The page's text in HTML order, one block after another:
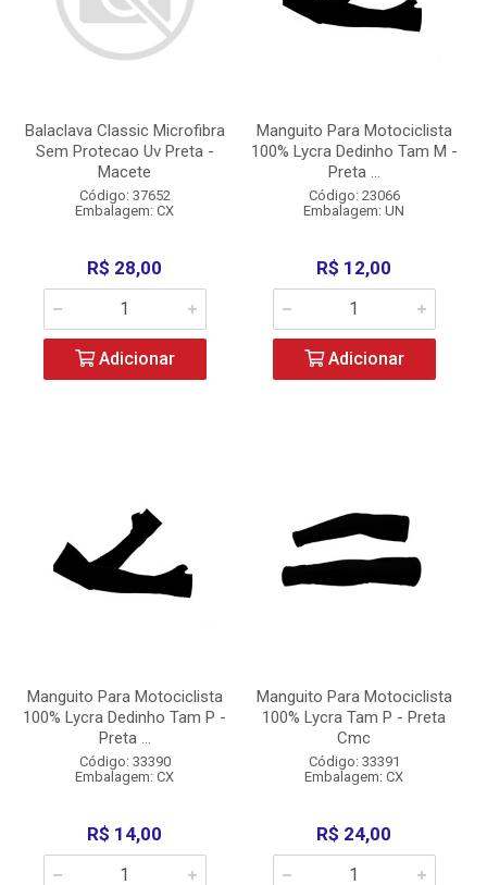
Balaclava Classic Microfibra
Sem Protecao Uv Preta -
Macete
Código: 37652
Embalagem: CX
R$ 28,00
Adicionar
Manguito Para Motociclista
100% Lycra Dedinho Tam M -
Preta ...
Código: 23066
Embalagem: UN
R$ 12,00
Adicionar
Manguito Para Motociclista
100% Lycra Dedinho Tam P -
Preta ...
Código: 33390
Embalagem: CX
R$ 14,00
Manguito Para Motociclista
100% Lycra Tam P - Preta
Cmc
Código: 33391
Embalagem: CX
R$ 24,00